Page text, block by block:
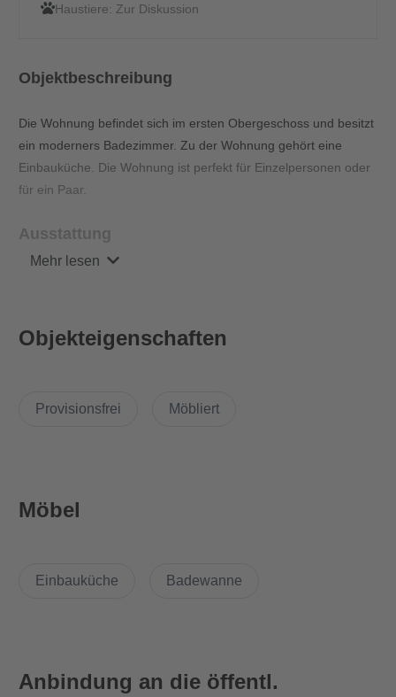
Haustiere: Zur Diskussion
Objektbeschreibung
Die Wohnung befindet sich im ersten Obergeschoss und besitzt
ein moderners Badezimmer. Zu der Wohnung gehört eine
Einbauküche. Die Wohnung ist perfekt für Einzelpersonen oder
für ein Paar.
Ausstattung
Das Appartement wird mit den folgenden brandneuen Möbeln
- Teppich (170x240cm)
- 2-türiger Kleiderschrank
- Longue Stuhl mit Hocker
- Waschmaschine
Mehr lesen
Objekteigenschaften
Provisionsfrei Möbliert
Möbel
Einbauküche Badewanne
Anbindung an die öffentl.